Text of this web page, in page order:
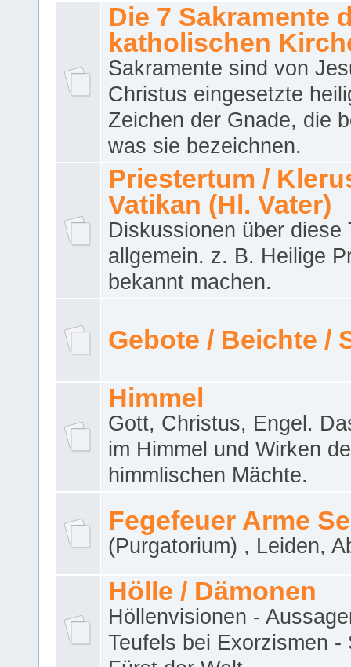
Die 7 Sakramente
katholischen
Sakramente sind von
Christus eingesetzte
Zeichen der Gnade, die
was sie bezeichnen.
Priestertum /
Vatikan (Hl. Vater)
Diskussionen über diese
allgemein. z. B. Heilige
bekannt machen.
Gebote / Beichte /
Himmel
Gott, Christus, Engel.
im Himmel und Wirken
himmlischen Mächte.
Fegefeuer Arme
(Purgatorium) , Leiden,
Hölle / Dämonen
Höllenvisionen -
Teufels bei Exorzismen -